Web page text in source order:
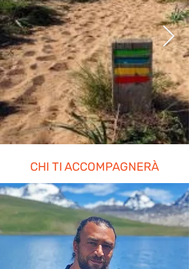
CHI TI ACCOMPAGNERÀ